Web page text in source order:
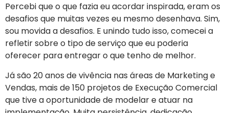
Percebi que o que fazia eu acordar inspirada, eram os
desafios que muitas vezes eu mesmo desenhava. Sim,
sou movida a desafios. E unindo tudo isso, comecei a
refletir sobre o tipo de serviço que eu poderia
oferecer para entregar o que tenho de melhor.
Já são 20 anos de vivência nas áreas de Marketing e
Vendas, mais de 150 projetos de Execução Comercial
que tive a oportunidade de modelar e atuar na